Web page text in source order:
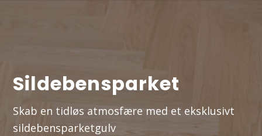
Sildebensparket
Skab en tidløs atmosfære med et eksklusivt
sildebensparketgulv